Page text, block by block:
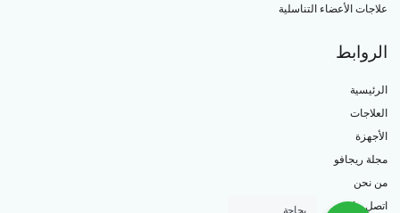
علاجات الأعضاء التناسلية
الروابط
الرئيسية
العلاجات
الأجهزة
مجلة ريجافو
من نحن
اتصل بنا
بحاجة